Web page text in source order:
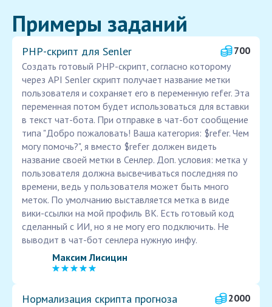
Примеры заданий
PHP-скрипт для Senler
700
Создать готовый PHP-скрипт, согласно которому
через API Senler скрипт получает название метки
пользователя и сохраняет его в переменную refer. Эта
переменная потом будет использоваться для вставки
в текст чат-бота. При отправке в чат-бот сообщение
типа "Добро пожаловать! Ваша категория: $refer. Чем
могу помочь?", я вместо $refer должен видеть
название своей метки в Сенлер. Доп. условия: метка у
пользователя должна высвечиваться последняя по
времени, ведь у пользователя может быть много
меток. По умолчанию выставляется метка в виде
вики-ссылки на мой профиль ВК. Есть готовый код
сделанный с ИИ, но я не могу его подключить. Не
выводит в чат-бот сенлера нужную инфу.
Максим Лисицин
Нормализация скрипта прогноза
2000